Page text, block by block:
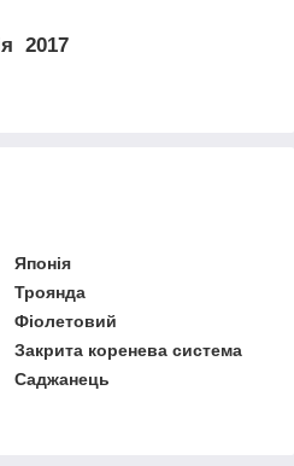
2017
Японія
Троянда
Фіолетовий
Закрита коренева система
Саджанець